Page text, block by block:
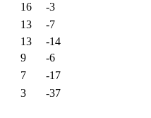
16
-3
13
-7
13
-14
9
-6
7
-17
3
-37